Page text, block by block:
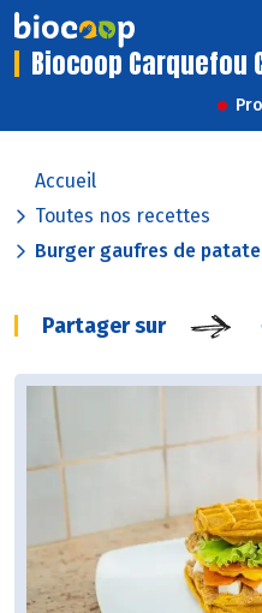
Biocoop Carquefou
Accueil
Toutes nos recettes
Burger gaufres de
Partager sur